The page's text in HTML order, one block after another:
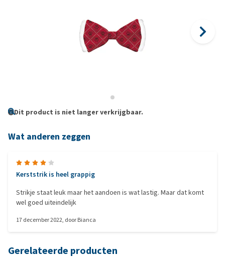
Dit product is niet langer verkrijgbaar.
Wat anderen zeggen
Kerststrik is heel grappig
Strikje staat leuk maar het aandoen is wat lastig. Maar dat komt
wel goed uiteindelijk
17 december 2022, doorBianca
Gerelateerde producten